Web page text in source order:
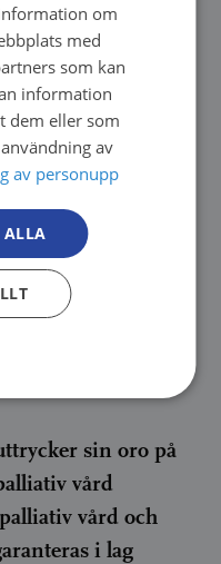
i cancer
i dag publicerat
och där
på dödligheten
det framgått […]
sin oro på
vård
vård och
i lag
om
med
som kan
information
dem eller som
av
av personupp
ALLA